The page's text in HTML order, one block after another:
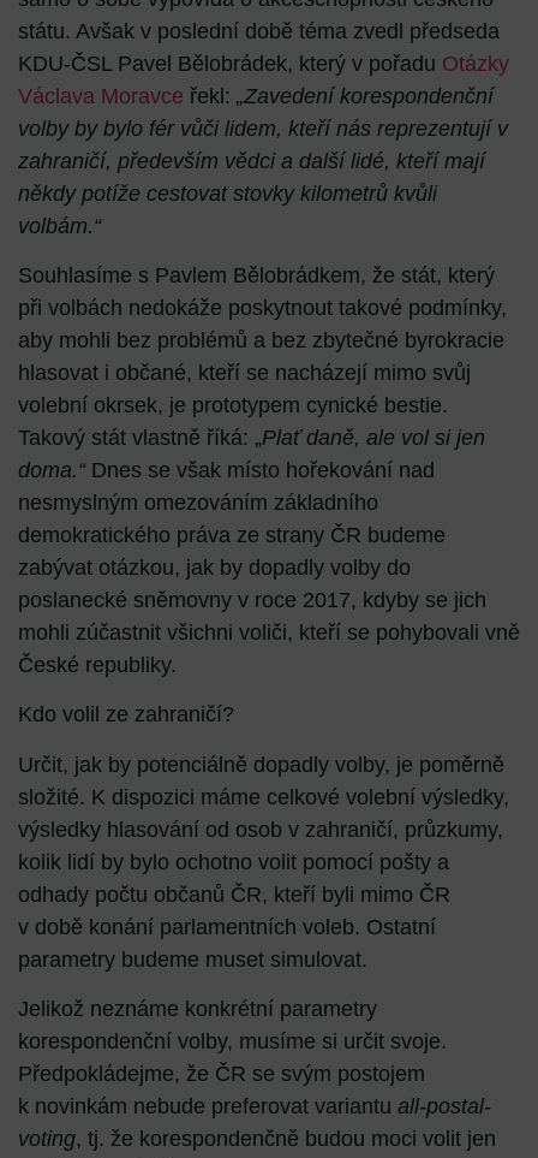
státu. Avšak v poslední době téma zvedl předseda
KDU-ČSL Pavel Bělobrádek, který v pořadu Otázky
Václava Moravce řekl: „Zavedení korespondenční
volby by bylo fér vůči lidem, kteří nás reprezentují v
zahraničí, především vědci a další lidé, kteří mají
někdy potíže cestovat stovky kilometrů kvůli
volbám.“
Souhlasíme s Pavlem Bělobrádkem, že stát, který
při volbách nedokáže poskytnout takové podmínky,
aby mohli bez problémů a bez zbytečné byrokracie
hlasovat i občané, kteří se nacházejí mimo svůj
volební okrsek, je prototypem cynické bestie.
Takový stát vlastně říká: „Plať daně, ale vol si jen
doma.“Dnes se však místo hořekování nad
nesmyslným omezováním základního
demokratického práva ze strany ČR budeme
zabývat otázkou, jak by dopadly volby do
poslanecké sněmovny v roce 2017, kdyby se jich
mohli zúčastnit všichni voliči, kteří se pohybovali vně
České republiky.
Kdo volil ze zahraničí?
Určit, jak by potenciálně dopadly volby, je poměrně
složité. K dispozici máme celkové volební výsledky,
výsledky hlasování od osob v zahraničí, průzkumy,
kolik lidí by bylo ochotno volit pomocí pošty a
odhady počtu občanů ČR, kteří byli mimo ČR
v době konání parlamentních voleb. Ostatní
parametry budeme muset simulovat.
Jelikož neznáme konkrétní parametry
korespondenční volby, musíme si určit svoje.
Předpokládejme, že ČR se svým postojem
k novinkám nebude preferovat variantu all-postal-
voting, tj. že korespondenčně budou moci volit jen